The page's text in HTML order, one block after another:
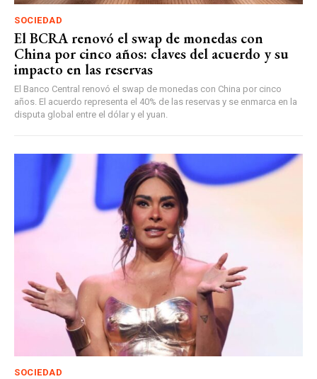
SOCIEDAD
El BCRA renovó el swap de monedas con
China por cinco años: claves del acuerdo y su
impacto en las reservas
El Banco Central renovó el swap de monedas con China por cinco
años. El acuerdo representa el 40% de las reservas y se enmarca en la
disputa global entre el dólar y el yuan.
SOCIEDAD